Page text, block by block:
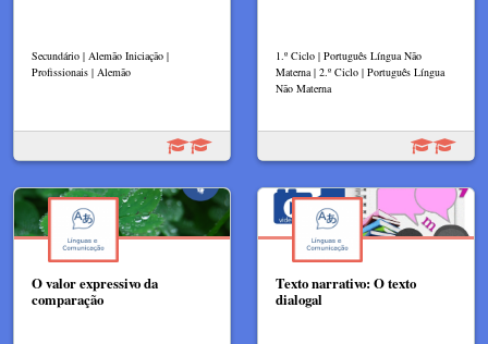
Secundário | Alemão Iniciação |
Profissionais | Alemão
1.º Ciclo | Português Língua Não
Materna | 2.º Ciclo | Português Língua
Não Materna
O valor expressivo da
comparação
Texto narrativo: O texto
dialogal